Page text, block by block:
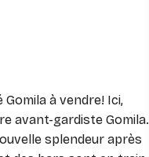
à vendre! Ici,
avant-gardiste Gomila.
splendeur après